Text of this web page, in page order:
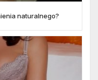
naturalnego?